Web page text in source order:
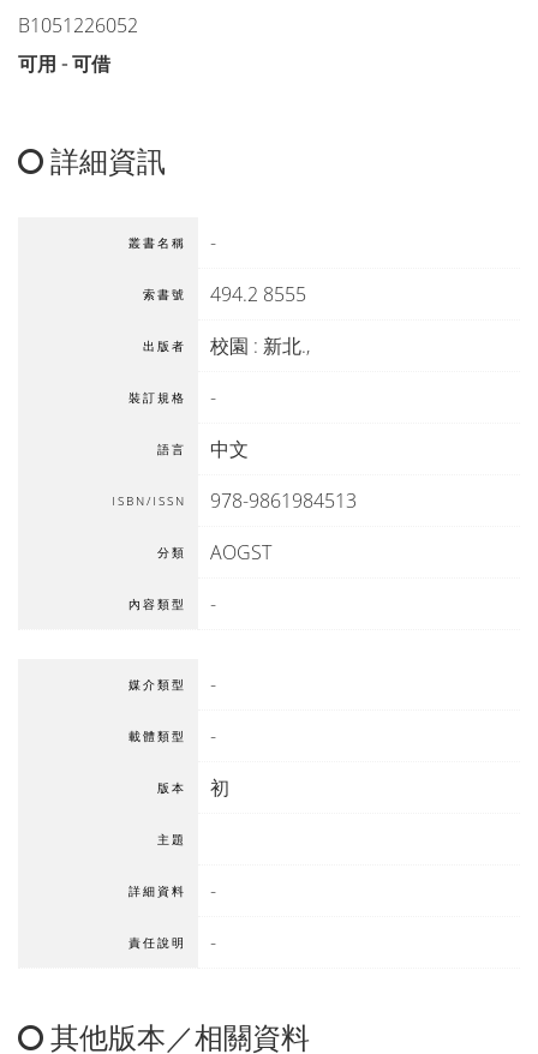
B1051226052
可用 - 可借
詳細資訊
叢書名稱 -
索書號 494.2 8555
出版者 校園 : 新北.,
裝訂規格 -
語言 中文
ISBN/ISSN 978-9861984513
分類 AOGST
內容類型 -
媒介類型 -
載體類型 -
版本 初
主題
詳細資料 -
責任說明 -
其他版本／相關資料